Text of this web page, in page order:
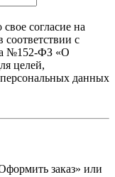
согласие на
с
№152-ФЗ «О
целей,
данных
заказ» или